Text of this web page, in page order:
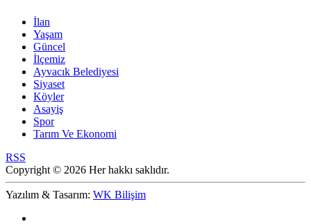
İlan
Yaşam
Güncel
İlçemiz
Ayvacık Belediyesi
Siyaset
Köyler
Asayiş
Spor
Tarım Ve Ekonomi
RSS
Copyright © 2026 Her hakkı saklıdır.
Yazılım & Tasarım: WK Bilişim